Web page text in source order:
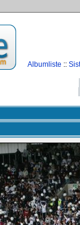
Albumliste ::